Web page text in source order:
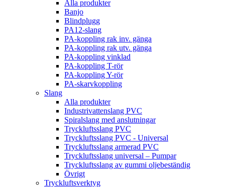
Alla produkter
Banjo
Blindplugg
PA12-slang
PA-koppling rak inv. gänga
PA-koppling rak utv. gänga
PA-koppling vinklad
PA-koppling T-rör
PA-koppling Y-rör
PA-skarvkoppling
Slang
Alla produkter
Industrivattenslang PVC
Spiralslang med anslutningar
Tryckluftsslang PVC
Tryckluftsslang PVC - Universal
Tryckluftsslang armerad PVC
Tryckluftsslang universal – Pumpar
Tryckluftsslang av gummi oljebeständig
Övrigt
Tryckluftsverktyg